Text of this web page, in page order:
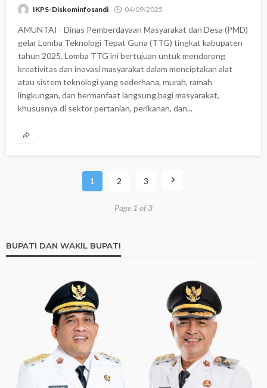
IKPS-Diskominfosandi 04/09/2025
AMUNTAI - Dinas Pemberdayaan Masyarakat dan Desa (PMD)
gelar Lomba Teknologi Tepat Guna (TTG) tingkat kabupaten
tahun 2025. Lomba TTG ini bertujuan untuk mendorong
kreativitas dan inovasi masyarakat dalam menciptakan alat
atau sistem teknologi yang sederhana, murah, ramah
lingkungan, dan bermanfaat langsung bagi masyarakat,
khususnya di sektor pertanian, perikanan, dan...
1 2 3
Page 1 of 3
BUPATI DAN WAKIL BUPATI